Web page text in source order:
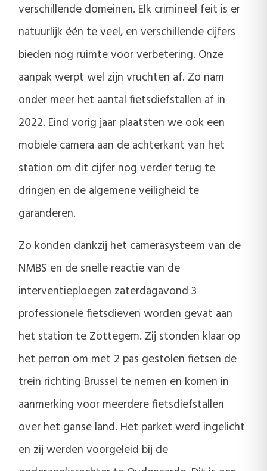
verschillende domeinen. Elk crimineel feit is er
natuurlijk één te veel, en verschillende cijfers
bieden nog ruimte voor verbetering. Onze
aanpak werpt wel zijn vruchten af. Zo nam
onder meer het aantal fietsdiefstallen af in
2022. Eind vorig jaar plaatsten we ook een
mobiele camera aan de achterkant van het
station om dit cijfer nog verder terug te
dringen en de algemene veiligheid te
garanderen.
Zo konden dankzij het camerasysteem van de
NMBS en de snelle reactie van de
interventieploegen zaterdagavond 3
professionele fietsdieven worden gevat aan
het station te Zottegem. Zij stonden klaar op
het perron om met 2 pas gestolen fietsen de
trein richting Brussel te nemen en komen in
aanmerking voor meerdere fietsdiefstallen
over het ganse land. Het parket werd ingelicht
en zij werden voorgeleid bij de